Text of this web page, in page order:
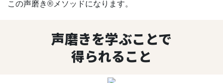
この声磨き®メソッドになります。
声磨きを学ぶことで
得られること